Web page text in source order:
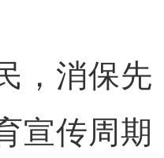
消保先
宣传周期